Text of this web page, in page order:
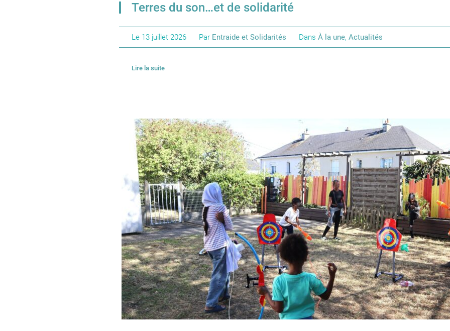
Terres du son…et de solidarité
Le 13 juillet 2026 Par Entraide et Solidarités Dans À la une, Actualités
Lire la suite